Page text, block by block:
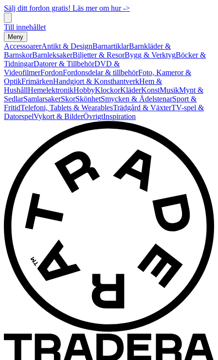
Sälj ditt fordon gratis! Läs mer om hur ->
Till innehållet
Meny
AccessoarerAntikt & DesignBarnartiklarBarnkläder &
BarnskorBarnleksakerBiljetter & ResorBygg & VerktygBöcker &
TidningarDatorer & TillbehörDVD &
VideofilmerFordonFordonsdelar & tillbehörFoto, Kameror &
OptikFrimärkenHandgjort & KonsthantverkHem &
HushållHemelektronikHobbyKlockorKläderKonstMusikMynt &
SedlarSamlarsakerSkorSkönhetSmycken & ÄdelstenarSport &
FritidTelefoni, Tablets & WearablesTrädgård & VäxterTV-spel &
DatorspelVykort & BilderÖvrigtInspiration